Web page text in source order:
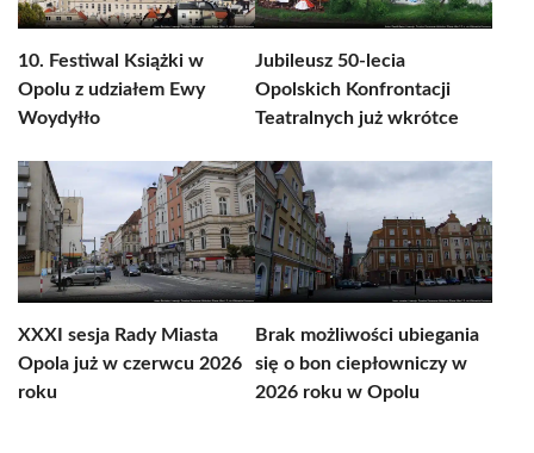
10. Festiwal Książki w
Opolu z udziałem Ewy
Woydyłło
Jubileusz 50-lecia
Opolskich Konfrontacji
Teatralnych już wkrótce
XXXI sesja Rady Miasta
Opola już w czerwcu 2026
roku
Brak możliwości ubiegania
się o bon ciepłowniczy w
2026 roku w Opolu